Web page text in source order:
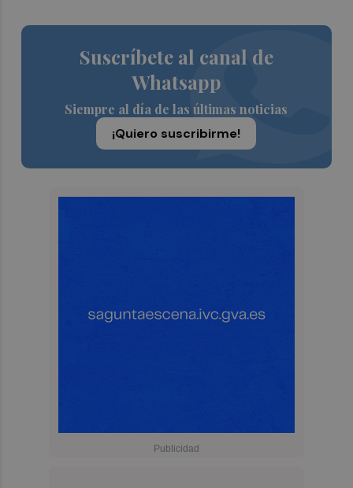
Suscríbete al canal de
Whatsapp
Siempre al día de las últimas noticias
¡Quiero suscribirme!